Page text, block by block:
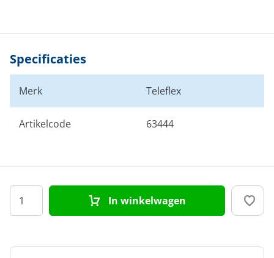
Specificaties
Merk Teleflex
Artikelcode 63444
In winkelwagen